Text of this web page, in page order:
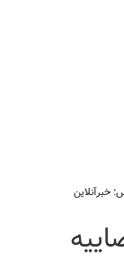
خبرآنلاین